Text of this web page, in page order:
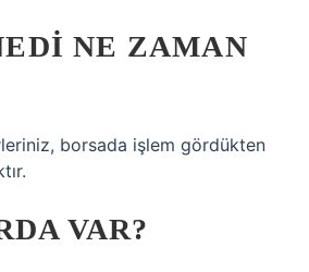
NE ZAMAN
borsada işlem gördükten
VAR?